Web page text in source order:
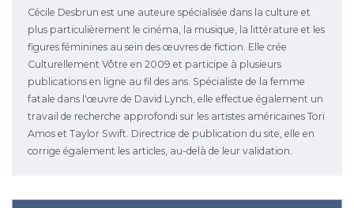
Cécile Desbrun est une auteure spécialisée dans la culture et
plus particulièrement le cinéma, la musique, la littérature et les
figures féminines au sein des œuvres de fiction. Elle crée
Culturellement Vôtre en 2009 et participe à plusieurs
publications en ligne au fil des ans. Spécialiste de la femme
fatale dans l'œuvre de David Lynch, elle effectue également un
travail de recherche approfondi sur les artistes américaines Tori
Amos et Taylor Swift. Directrice de publication du site, elle en
corrige également les articles, au-delà de leur validation.